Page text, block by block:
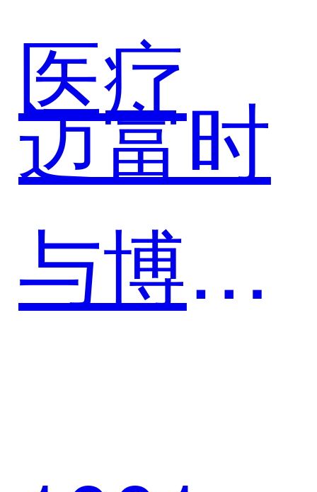
AI智能
体中台
助力金
医疗
迈富时
与博雅